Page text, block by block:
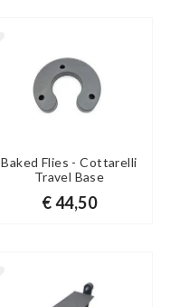
Baked Flies - Cottarelli
Travel Base
€ 44,50